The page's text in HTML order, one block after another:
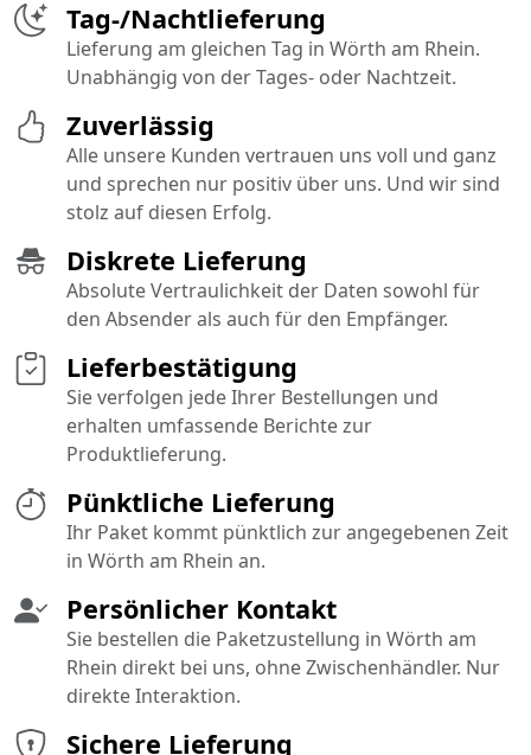
Pünktliche Lieferung
Ihr Paket kommt pünktlich zur angegebenen Zeit
in Wörth am Rhein an.
Sichere Lieferung
Diskrete Lieferung
Absolute Vertraulichkeit der Daten sowohl für
den Absender als auch für den Empfänger.
Tag-/Nachtlieferung
Lieferung am gleichen Tag in Wörth am Rhein.
Unabhängig von der Tages- oder Nachtzeit.
Persönlicher Kontakt
Sie bestellen die Paketzustellung in Wörth am
Rhein direkt bei uns, ohne Zwischenhändler. Nur
direkte Interaktion.
Lieferbestätigung
Sie verfolgen jede Ihrer Bestellungen und
erhalten umfassende Berichte zur
Produktlieferung.
Zuverlässig
Alle unsere Kunden vertrauen uns voll und ganz
und sprechen nur positiv über uns. Und wir sind
stolz auf diesen Erfolg.